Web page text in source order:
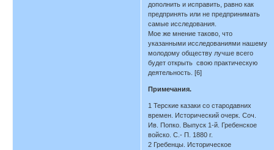
дополнить и исправить, равно как
предпринять или не предпринимать
самые исследования.
Мое же мнение таково, что
указанными исследованиями нашему
молодому обществу лучше всего
будет открыть свою практическую
деятельность. [6]
Примечания.
1 Терские казаки со стародавних
времен. Исторический очерк. Соч.
Ив. Попко. Выпуск 1-й. Гребенское
войско. С.- П. 1880 г.
2 Гребенцы. Историческое